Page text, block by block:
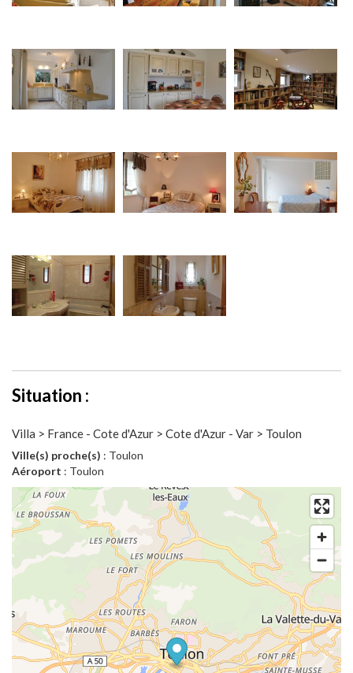
Situation :
Villa > France - Cote d'Azur > Cote d'Azur - Var > Toulon
Ville(s) proche(s) : Toulon
Aéroport : Toulon